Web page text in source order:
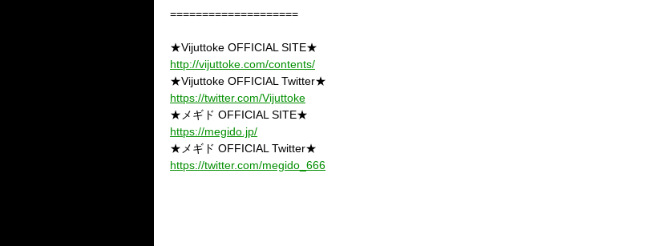
====================
★Vijuttoke OFFICIAL SITE★
http://vijuttoke.com/contents/
★Vijuttoke OFFICIAL Twitter★
https://twitter.com/Vijuttoke
★メギド OFFICIAL SITE★
https://megido.jp/
★メギド OFFICIAL Twitter★
https://twitter.com/megido_666